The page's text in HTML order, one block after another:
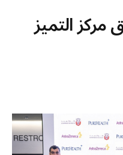
التميز